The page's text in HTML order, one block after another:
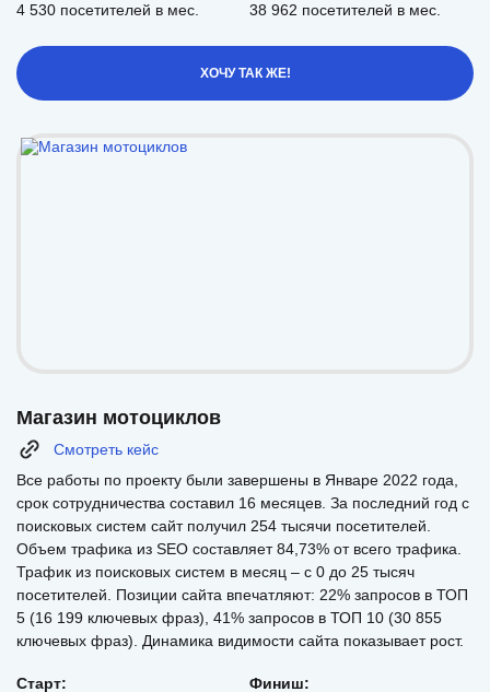
4 530 посетителей в мес.
38 962 посетителей в мес.
ХОЧУ ТАК ЖЕ!
Магазин мотоциклов
Смотреть кейс
Все работы по проекту были завершены в Январе 2022 года,
срок сотрудничества составил 16 месяцев. За последний год с
поисковых систем сайт получил 254 тысячи посетителей.
Объем трафика из SEO составляет 84,73% от всего трафика.
Трафик из поисковых систем в месяц – с 0 до 25 тысяч
посетителей. Позиции сайта впечатляют: 22% запросов в ТОП
5 (16 199 ключевых фраз), 41% запросов в ТОП 10 (30 855
ключевых фраз). Динамика видимости сайта показывает рост.
Старт: Финиш: